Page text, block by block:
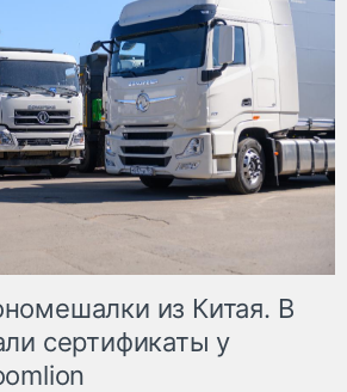
из Китая. В
сертификаты у